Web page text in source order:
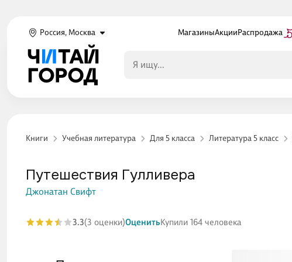
Россия, Москва МагазиныАкцииРаспродажа
Книги Учебная литература Для 5 класса Литература 5 класс
Путешествия Гулливера
Джонатан Свифт
3.3(3 оценки)ОценитьКупили 164 человека